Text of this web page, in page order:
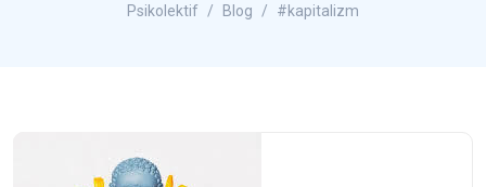
Psikolektif Blog #kapitalizm